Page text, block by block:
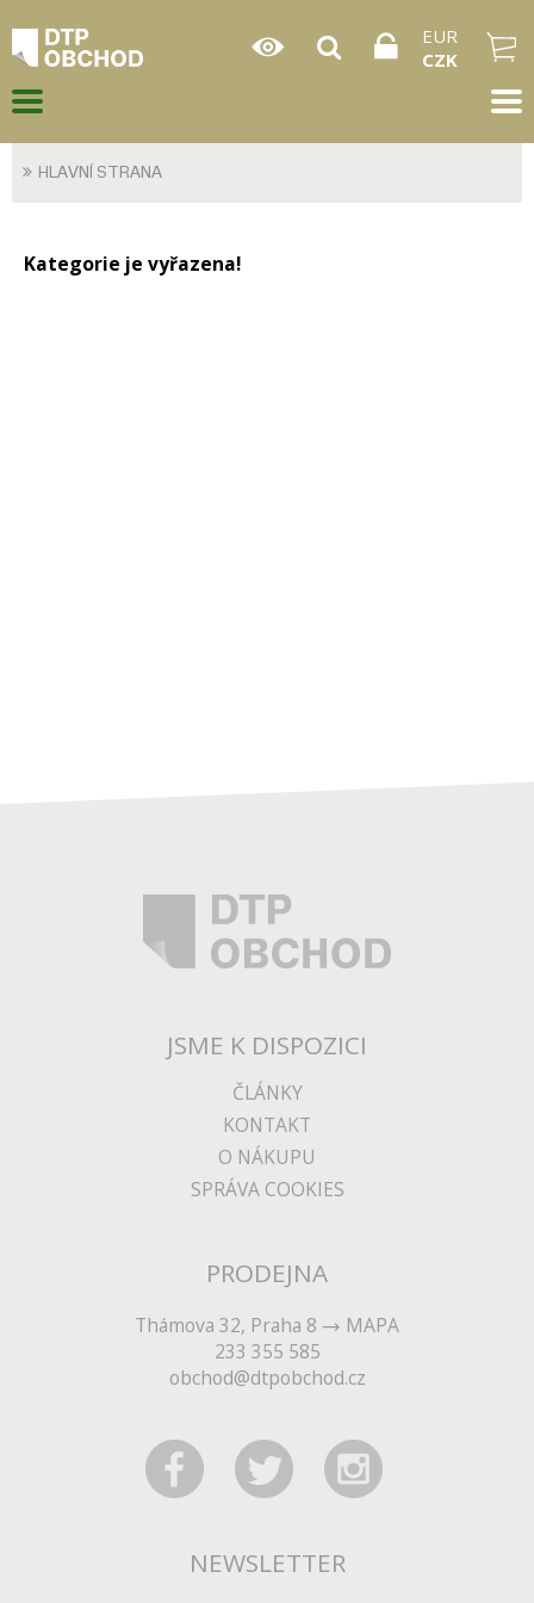
EUR
CZK
HLAVNÍ STRANA
Kategorie je vyřazena!
JSME K DISPOZICI
ČLÁNKY
KONTAKT
O NÁKUPU
SPRÁVA COOKIES
PRODEJNA
Thámova 32, Praha 8
MAPA
233 355 585
obchod@dtpobchod.cz
NEWSLETTER